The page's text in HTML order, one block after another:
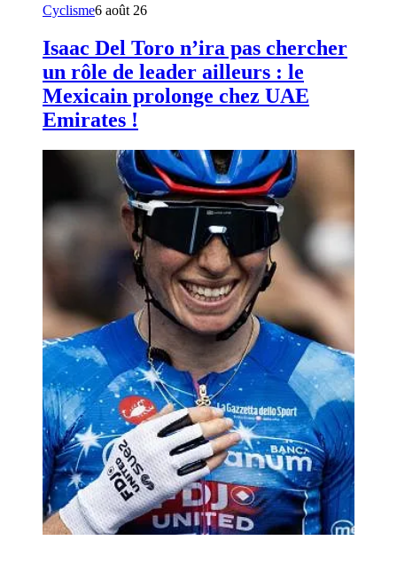
Cyclisme6 août 26
Isaac Del Toro n’ira pas chercher
un rôle de leader ailleurs : le
Mexicain prolonge chez UAE
Emirates !